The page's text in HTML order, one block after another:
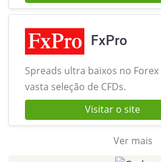
FxPro
Spreads ultra baixos no Forex
vasta seleção de CFDs.
Visitar o site
Ver mais